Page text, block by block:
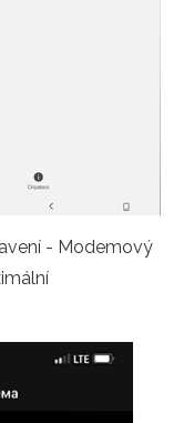
- Modemový